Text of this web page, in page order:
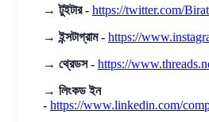
→ টুইটার - https://twitter.com/
→ ইন্সটাগ্রাম - https://
→ থ্রেডস - https://
→ লিংকড ইন
- https://www.linkedin.com/